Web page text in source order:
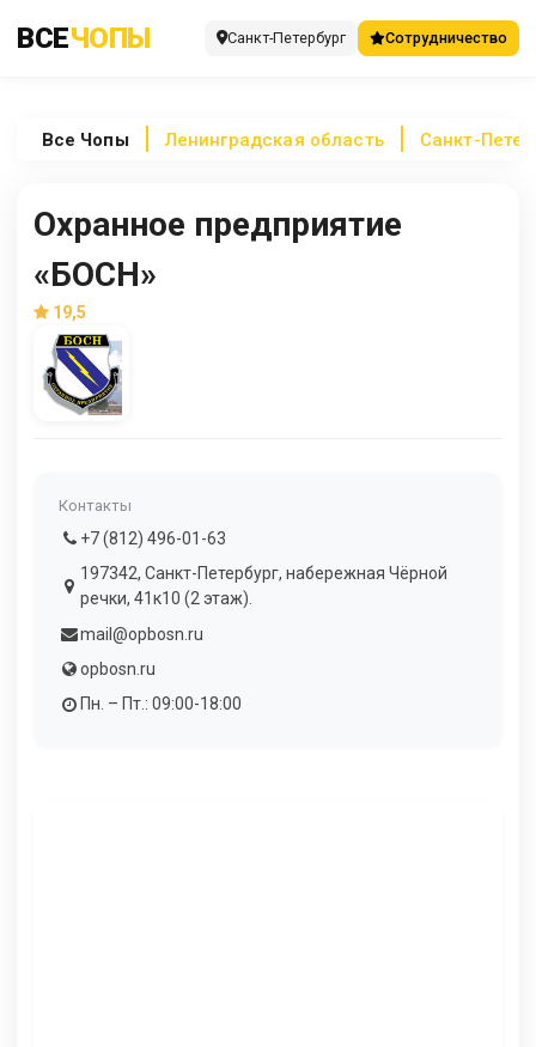
ВСЕЧОПЫ Санкт-Петербург Сотрудничество
Все Чопы Ленинградская область Санкт-
Охранное предприятие
«БОСН»
19,5
Контакты
+7 (812) 496-01-63
197342, Санкт-Петербург, набережная Чёрной
речки, 41к10 (2 этаж).
mail@opbosn.ru
opbosn.ru
Пн. – Пт.: 09:00-18:00